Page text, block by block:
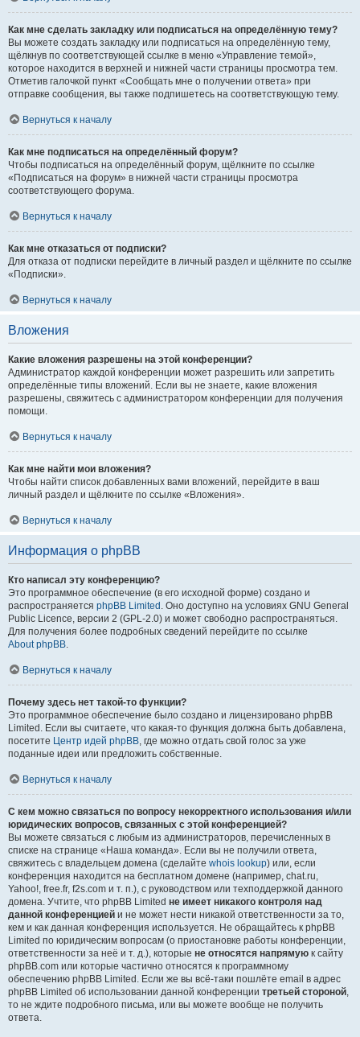
Как мне сделать закладку или подписаться на определённую тему?
Вы можете создать закладку или подписаться на определённую тему,
щёлкнув по соответствующей ссылке в меню «Управление темой»,
которое находится в верхней и нижней части страницы просмотра тем.
Отметив галочкой пункт «Сообщать мне о получении ответа» при
отправке сообщения, вы также подпишетесь на соответствующую тему.
Вернуться к началу
Как мне подписаться на определённый форум?
Чтобы подписаться на определённый форум, щёлкните по ссылке
«Подписаться на форум» в нижней части страницы просмотра
соответствующего форума.
Вернуться к началу
Как мне отказаться от подписки?
Для отказа от подписки перейдите в личный раздел и щёлкните по ссылке
«Подписки».
Вернуться к началу
Вложения
Какие вложения разрешены на этой конференции?
Администратор каждой конференции может разрешить или запретить
определённые типы вложений. Если вы не знаете, какие вложения
разрешены, свяжитесь с администратором конференции для получения
помощи.
Вернуться к началу
Как мне найти мои вложения?
Чтобы найти список добавленных вами вложений, перейдите в ваш
личный раздел и щёлкните по ссылке «Вложения».
Вернуться к началу
Информация о phpBB
Кто написал эту конференцию?
Это программное обеспечение (в его исходной форме) создано и
распространяется phpBB Limited . Оно доступно на условиях GNU General
Public Licence, версии 2 (GPL-2.0) и может свободно распространяться.
Для получения более подробных сведений перейдите по ссылке
About phpBB.
Вернуться к началу
Почему здесь нет такой-то функции?
Это программное обеспечение было создано и лицензировано phpBB
Limited. Если вы считаете, что какая-то функция должна быть добавлена,
посетите Центр идей phpBB, где можно отдать свой голос за уже
поданные идеи или предложить собственные.
Вернуться к началу
С кем можно связаться по вопросу некорректного использования и/или
юридических вопросов, связанных с этой конференцией?
Вы можете связаться с любым из администраторов, перечисленных в
списке на странице «Наша команда». Если вы не получили ответа,
свяжитесь с владельцем домена (сделайте whois lookup) или, если
конференция находится на бесплатном домене (например, chat.ru,
Yahoo!, free.fr, f2s.com и т. п.), с руководством или техподдержкой данного
домена. Учтите, что phpBB Limited не имеет никакого контроля над
данной конференцией и не может нести никакой ответственности за то,
кем и как данная конференция используется. Не обращайтесь к phpBB
Limited по юридическим вопросам (о приостановке работы конференции,
ответственности за неё и т. д.), которые не относятся напрямую к сайту
phpBB.com или которые частично относятся к программному
обеспечению phpBB Limited. Если же вы всё-таки пошлёте email в адрес
phpBB Limited об использовании данной конференции третьей стороной,
то не ждите подробного письма, или вы можете вообще не получить
ответа.